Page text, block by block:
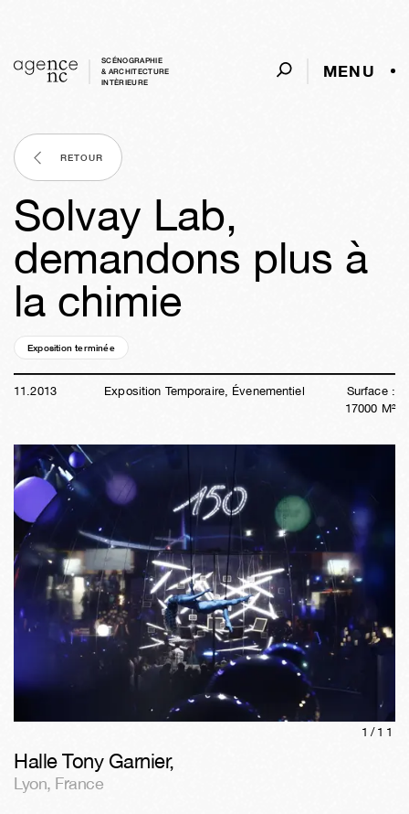
SCÉNOGRAPHIE
& ARCHITECTURE
INTÈRIEURE
MENU
RETOUR
Solvay Lab,
demandons plus à
la chimie
Exposition terminée
11 .2013 Exposition Temporaire, Évenementiel
Surface :
17000 M²
1/ 11
Halle Tony Garnier,
Lyon, France